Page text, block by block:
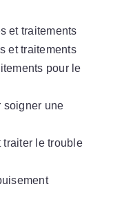
et traitements
et traitements
pour le
soigner une
traiter le trouble